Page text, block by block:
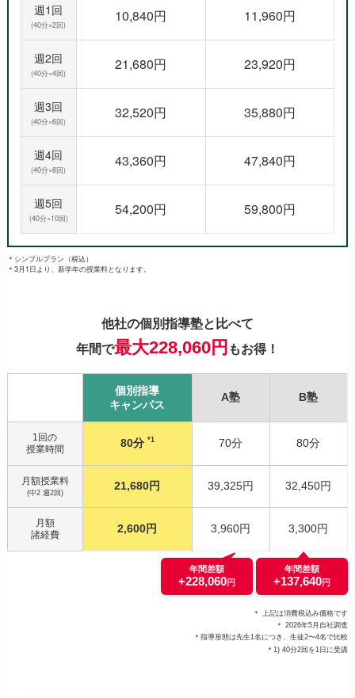
週1回
(40分×2回)
10,840円 11,960円
週2回
(40分×4回)
21,680円 23,920円
週3回
(40分×6回)
32,520円 35,880円
週4回
(40分×8回)
43,360円 47,840円
週5回
(40分×10回)
54,200円 59,800円
＊シンプルプラン（税込）
＊3月1日より、新学年の授業料となります。
他社の個別指導塾と比べて
年間で最大228,060円 もお得！
個別指導
キャンパス
A塾 B塾
1回の
授業時間
80分 *1 70分 80分
月額授業料
(中2 週2回)
21,680円 39,325円 32,450円
月額
諸経費
2,600円 3,960円 3,300円
年間差額
+228,060円
年間差額
+137,640円
＊ 上記は消費税込み価格です
＊ 2026年5月自社調査
＊指導形態は先生1名につき、生徒2〜4名で比較
＊1) 40分2回を1日に受講